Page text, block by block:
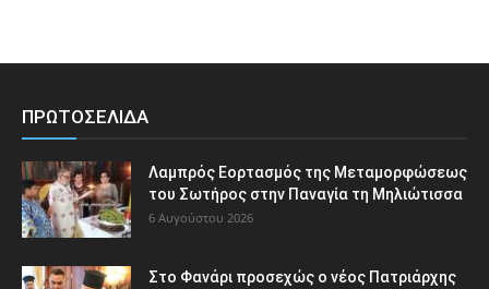
ΠΡΩΤΟΣΕΛΙΔΑ
Λαμπρός Εορτασμός της Μεταμορφώσεως
του Σωτήρος στην Παναγία τη Μηλιώτισσα
6 Αυγούστου 2026
Στο Φανάρι προσεχώς ο νέος Πατριάρχης